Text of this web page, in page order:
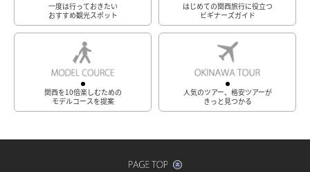
一度は行っておきたい
おすすめ観光スポット
はじめての関西旅行に役立つ
ビギナーズガイド
関西を10倍楽しむための
モデルコースを提案
人気のツアー、格安ツアーが
きっと見つかる